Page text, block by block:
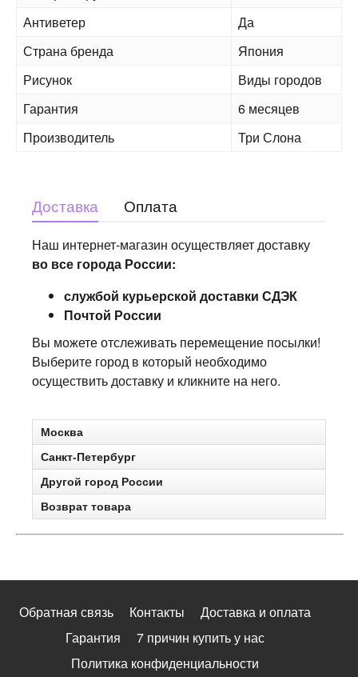
Антиветер
Да
Страна бренда
Япония
Рисунок
Виды городов
Гарантия
6 месяцев
Производитель
Три Слона
Доставка Оплата
Наш интернет-магазин осуществляет доставку
во все города России:
службой курьерской доставки СДЭК
Почтой России
Вы можете отслеживать перемещение посылки!
Выберите город в который необходимо
осуществить доставку и кликните на него.
Москва
Санкт-Петербург
Другой город России
Возврат товара
Обратная связь Контакты
Доставка и оплата
Гарантия
7 причин купить у нас
Политика конфиденциальности